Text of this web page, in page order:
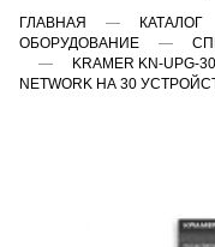
ГЛАВНАЯ КАТАЛОГ
ОБОРУДОВАНИЕ
KRAMER KN-
NETWORK НА 30